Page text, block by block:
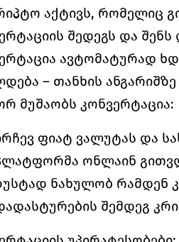
აქტივს, რომელიც
შედეგს და
ავტომატურად
– თანხის
მუშაობს კონვერტაცია:
ფიატ ვალუტას და
ონლაინ
ნახულობ რამდენ
შემდეგ